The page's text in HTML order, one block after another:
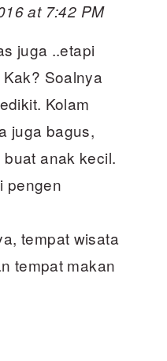
at 7:42 PM
juga ..etapi
Soalnya
Kolam
juga bagus,
anak kecil.
pengen
tempat wisata
tempat makan